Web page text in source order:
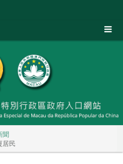
聞
居民